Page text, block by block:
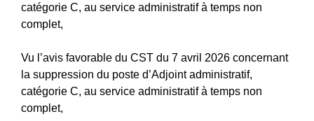
catégorie C, au service administratif à temps non
complet,
Vu l’avis favorable du CST du 7 avril 2026 concernant
la suppression du poste d’Adjoint administratif,
catégorie C, au service administratif à temps non
complet,